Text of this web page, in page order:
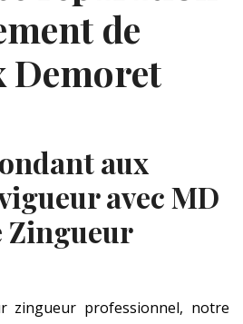
de
Demoret
aux
avec MD
Zingueur
zingueur professionnel, notre